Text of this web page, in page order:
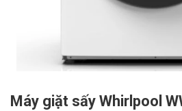
Máy giặt sấy Whirlpool